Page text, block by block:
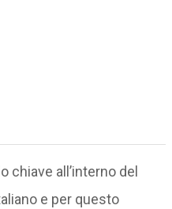
chiave all’interno del
e per questo